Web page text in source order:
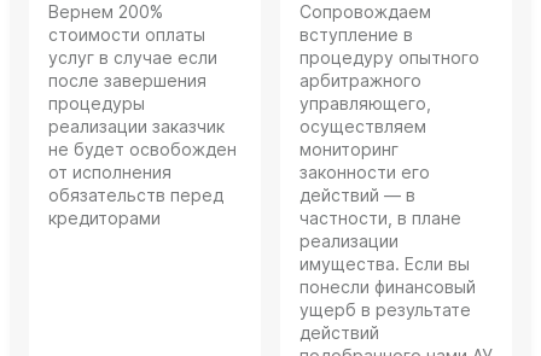
Вернем 200%
стоимости оплаты
услуг в случае если
после завершения
процедуры
реализации заказчик
не будет освобожден
от исполнения
обязательств перед
кредиторами
Сопровождаем
вступление в
процедуру опытного
арбитражного
управляющего,
осуществляем
мониторинг
законности его
действий — в
частности, в плане
реализации
имущества. Если вы
понесли финансовый
ущерб в результате
действий